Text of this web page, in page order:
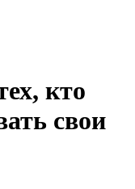
кто
свои